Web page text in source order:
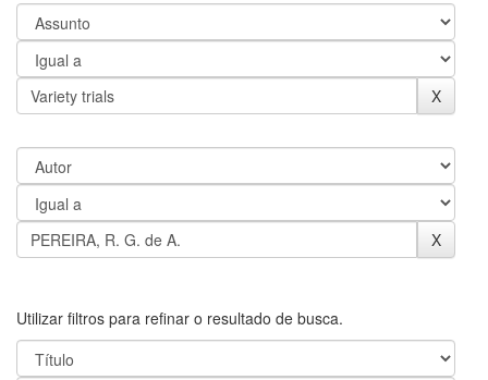
Utilizar filtros para refinar o resultado de busca.